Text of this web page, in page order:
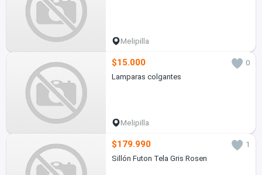
Melipilla
$15.000
0
Lamparas colgantes
Melipilla
$179.990
1
Sillón Futon Tela Gris Rosen